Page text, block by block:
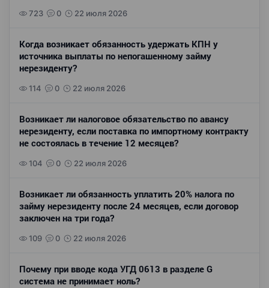
723 0 22 июля 2026
Когда возникает обязанность удержать КПН у
источника выплаты по непогашенному займу
нерезиденту?
114 0 22 июля 2026
Возникает ли налоговое обязательство по авансу
нерезиденту, если поставка по импортному контракту
не состоялась в течение 12 месяцев?
104 0 22 июля 2026
Возникает ли обязанность уплатить 20% налога по
займу нерезиденту после 24 месяцев, если договор
заключен на три года?
109 0 22 июля 2026
Почему при вводе кода УГД 0613 в разделе G
система не принимает ноль?